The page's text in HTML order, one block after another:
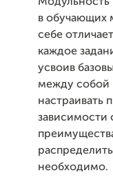
в обучающих
себе
каждое
усвоив
между собой
настраивать
зависимости
необходимо.